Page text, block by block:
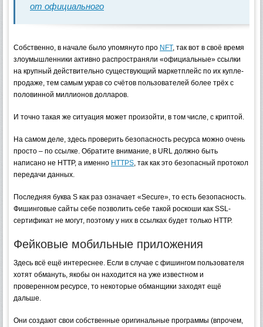
от официального
Собственно, в начале было упомянуто про NFT, так вот в своё время
злоумышленники активно распространяли «официальные» ссылки
на крупный действительно существующий маркетплейс по их купле-
продаже, тем самым украв со счётов пользователей более трёх с
половинной миллионов долларов.
И точно такая же ситуация может произойти, в том числе, с криптой.
На самом деле, здесь проверить безопасность ресурса можно очень
просто – по ссылке. Обратите внимание, в URL должно быть
написано не HTTP, а именно HTTPS, так как это безопасный протокол
передачи данных.
Последняя буква S как раз означает «Secure», то есть безопасность.
Фишинговые сайты себе позволить себе такой роскоши как SSL-
сертификат не могут, поэтому у них в ссылках будет только HTTP.
Фейковые мобильные приложения
Здесь всё ещё интереснее. Если в случае с фишингом пользователя
хотят обмануть, якобы он находится на уже известном и
проверенном ресурсе, то некоторые обманщики заходят ещё
дальше.
Они создают свои собственные оригинальные программы (впрочем,